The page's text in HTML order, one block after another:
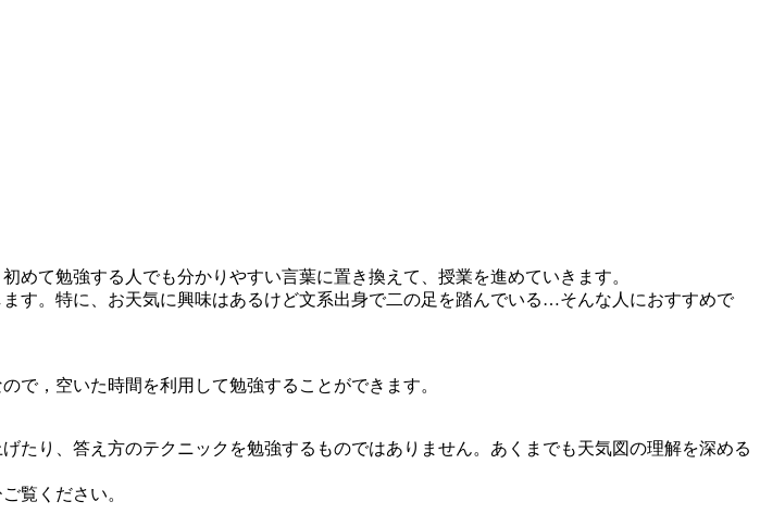
て勉強する人でも分かりやすい言葉に置き換えて、授業を進めていきます。
す。特に、お天気に興味はあるけど文系出身で二の足を踏んでいる…そんな人におすすめで
で，空いた時間を利用して勉強することができます。
り、答え方のテクニックを勉強するものではありません。あくまでも天気図の理解を深める
覧ください。